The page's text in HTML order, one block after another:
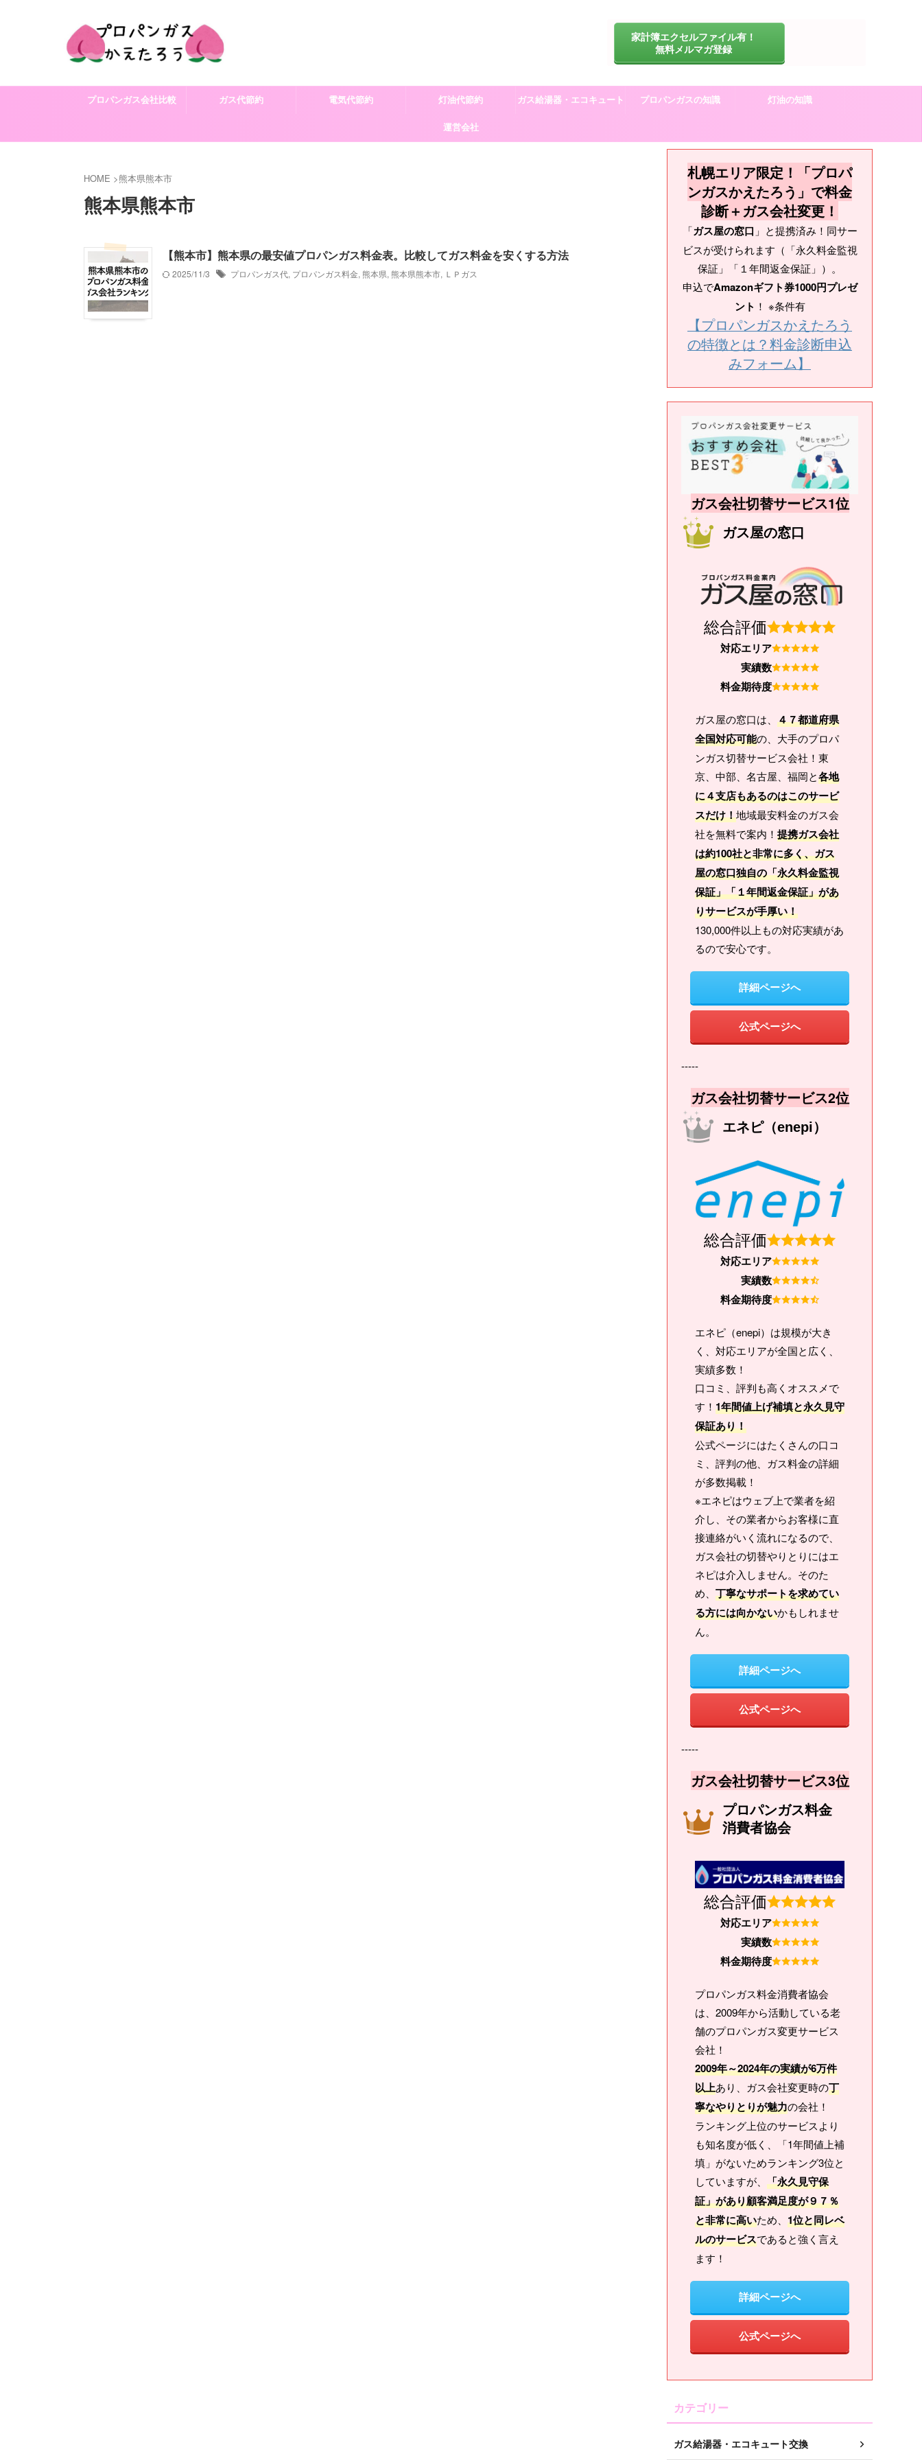
家計簿エクセルファイル有！
無料メルマガ登録
プロパンガス会社比較 ガス代節約 電気代節約 灯油代節約 ガス給湯器・エコキュート プロパンガスの知識 灯油の知識
運営会社
HOME >熊本県熊本市
熊本県熊本市
【熊本市】熊本県の最安値プロパンガス料金表。比較してガス料金を安くする方法
2025/11/3
プロパンガス代, プロパンガス料金, 熊本県, 熊本県熊本市, ＬＰガス
札幌エリア限定！「プロパ
ンガスかえたろう」で料金
診断＋ガス会社変更！
「ガス屋の窓口 」と提携済み！同サー
ビスが受けられます（「永久料金監視
保証」「１年間返金保証」）。
申込でAmazonギフト券1000円プレゼ
ント ！ ※条件有
【プロパンガスかえたろう
の特徴とは？料金診断申込
みフォーム】
ガス会社切替サービス1位
ガス屋の窓口
総合評価
対応エリア
実績数
料金期待度
ガス屋の窓口は、 ４７都道府県
全国対応可能の、大手のプロパ
ンガス切替サービス会社！東
京、中部、名古屋、福岡と各地
に４支店もあるのはこのサービ
スだけ！地域最安料金のガス会
社を無料で案内！ 提携ガス会社
は約100社と非常に多く、ガス
屋の窓口独自の「永久料金監視
保証」「１年間返金保証」があ
りサービスが手厚い！
130,000件以上もの対応実績があ
るので安心です。
詳細ページへ
公式ページへ
-----
ガス会社切替サービス2位
エネピ（enepi）
総合評価
対応エリア
実績数
料金期待度
エネピ（enepi）は規模が大き
く、対応エリアが全国と広く、
実績多数！
口コミ、評判も高くオススメで
す！ 1年間値上げ補填と永久見守
保証あり！
公式ページにはたくさんの口コ
ミ、評判の他、ガス料金の詳細
が多数掲載！
※エネピはウェブ上で業者を紹
介し、その業者からお客様に直
接連絡がいく流れになるので、
ガス会社の切替やりとりにはエ
ネピは介入しません。そのた
め、 丁寧なサポートを求めてい
る方には向かないかもしれませ
ん。
詳細ページへ
公式ページへ
-----
ガス会社切替サービス3位
プロパンガス料金
消費者協会
総合評価
対応エリア
実績数
料金期待度
プロパンガス料金消費者協会
は、2009年から活動している老
舗のプロパンガス変更サービス
会社！
2009年～2024年の実績が6万件
以上あり、ガス会社変更時の丁
寧なやりとりが魅力の会社！
ランキング上位のサービスより
も知名度が低く、「1年間値上補
填」がないためランキング3位と
していますが、 「永久見守保
証」があり顧客満足度が９７％
と非常に高いため、 1位と同レベ
ルのサービスであると強く言え
ます！
詳細ページへ
公式ページへ
カテゴリー
ガス給湯器・エコキュート交換